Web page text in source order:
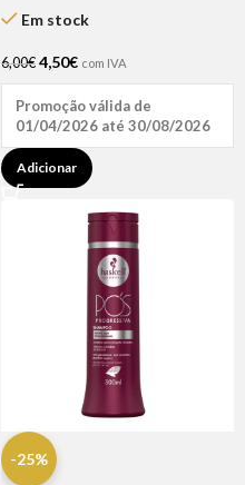
Em stock
6,00€ 4,50€ com IVA
Promoção válida de
01/04/2026 até 30/08/2026
Adicionar
-25%